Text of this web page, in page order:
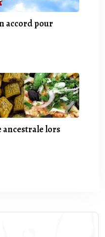
accord pour
ancestrale lors